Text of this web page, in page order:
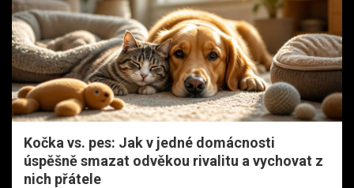
Kočka vs. pes: Jak v jedné domácnosti
úspěšně smazat odvěkou rivalitu a vychovat z
nich přátele